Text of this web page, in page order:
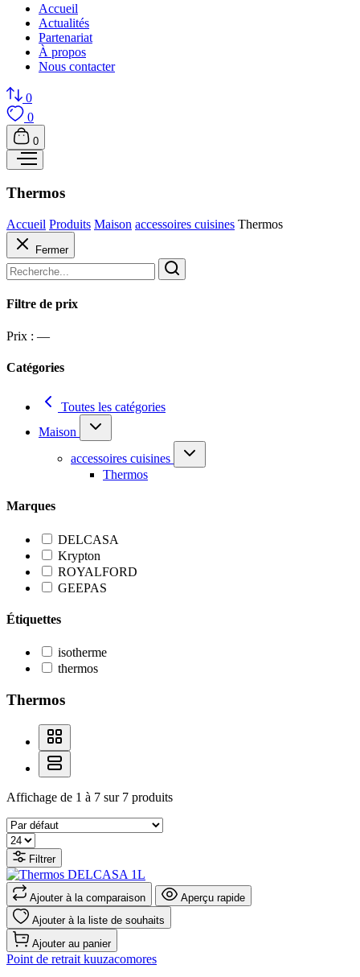
Accueil
Actualités
Partenariat
À propos
Nous contacter
0
0
0
Thermos
Accueil Produits Maison accessoires cuisines Thermos
Fermer
Filtre de prix
Prix : —
Catégories
Toutes les catégories
Maison
accessoires cuisines
Thermos
Marques
DELCASA
Krypton
ROYALFORD
GEEPAS
Étiquettes
isotherme
thermos
Thermos
Affichage de 1 à 7 sur 7 produits
Filtrer
Ajouter à la comparaison
Aperçu rapide
Ajouter à la liste de souhaits
Ajouter au panier
Point de retrait kuuzacomores